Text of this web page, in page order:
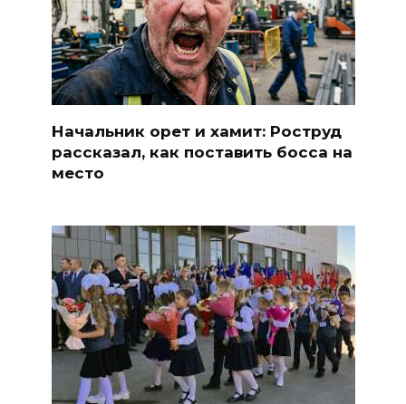
Начальник орет и хамит: Роструд
рассказал, как поставить босса на
место